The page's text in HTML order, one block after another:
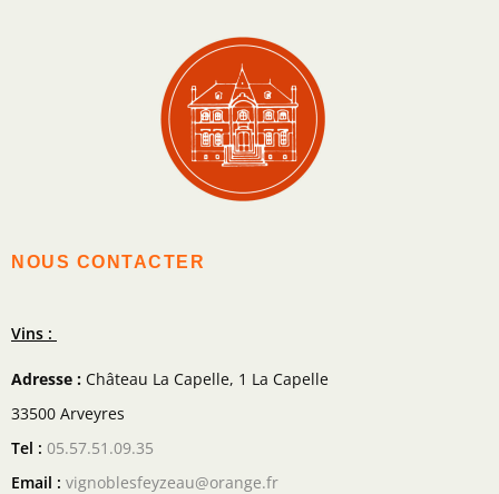
NOUS CONTACTER
Vins :
Adresse : Château La Capelle, 1 La Capelle
33500 Arveyres
Tel : 05.57.51.09.35
Email : vignoblesfeyzeau@orange.fr